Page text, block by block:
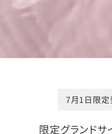
7月1日限定
限定グランドサ